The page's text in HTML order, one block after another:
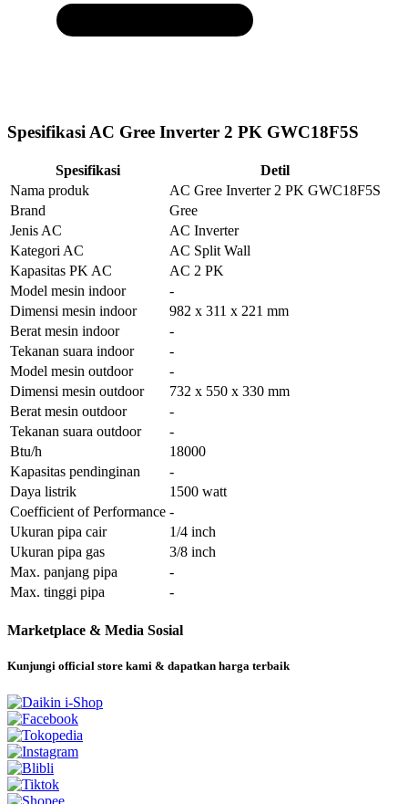
Spesifikasi AC Gree Inverter 2 PK GWC18F5S
Spesifikasi
Detil
Nama produk
AC Gree Inverter 2 PK GWC18F5S
Brand
Gree
Jenis AC
AC Inverter
Kategori AC
AC Split Wall
Kapasitas PK AC
AC 2 PK
Model mesin indoor
-
Dimensi mesin indoor
982 x 311 x 221 mm
Berat mesin indoor
-
Tekanan suara indoor
-
Model mesin outdoor
-
Dimensi mesin outdoor
732 x 550 x 330 mm
Berat mesin outdoor
-
Tekanan suara outdoor
-
Btu/h
18000
Kapasitas pendinginan
-
Daya listrik
1500 watt
Coefficient of Performance -
Ukuran pipa cair
1/4 inch
Ukuran pipa gas
3/8 inch
Max. panjang pipa
-
Max. tinggi pipa
-
Marketplace & Media Sosial
Kunjungi official store kami & dapatkan harga terbaik